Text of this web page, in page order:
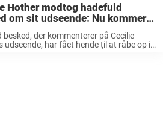
Hother modtog hadefuld
om sit udseende: Nu kommer
opråb
besked, der kommenterer på Cecilie
udseende, har fået hende til at råbe op i